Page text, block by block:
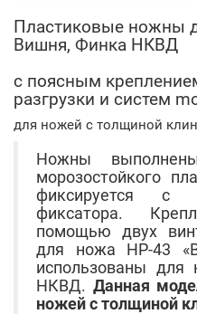
Пластиковые ножны
Вишня, Финка НКВД
с поясным
разгрузки и систем
для ножей с толщиной
Ножны
морозостойкого
фиксируется с
фиксатора.
помощью двух
для ножа НР-43
использованы
НКВД. Данная
ножей с толщиной